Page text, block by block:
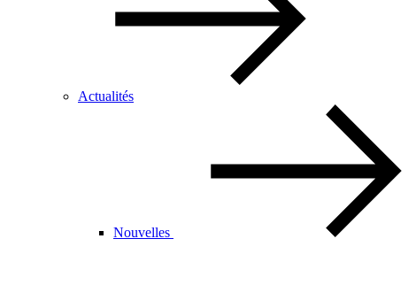
Actualités
Nouvelles